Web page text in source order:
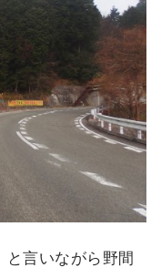
と言いながら野間